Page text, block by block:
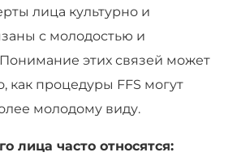
лица культурно и
с молодостью и
этих связей может
как процедуры FFS могут
молодому виду.
лица часто относятся: